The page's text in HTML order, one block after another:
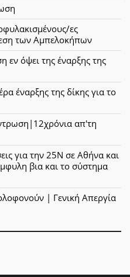
ες
των Αμπελοκήπων
εν όψει της έναρξης της
έναρξης της δίκης για το
απ'τη
για την 25Ν σε Αθήνα και
βια και το σύστημα
| Γενική Απεργία